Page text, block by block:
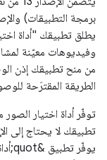
برمجة التطبيقات)
يطلق تطبيقك "أداة
وفيديوهات معيّنة
من منح تطبيقك إذن
الطريقة المقترَحة
توفّر أداة اختيار
تطبيقك لا يحتاج إلى